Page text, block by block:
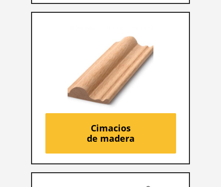
Cimacios
de madera